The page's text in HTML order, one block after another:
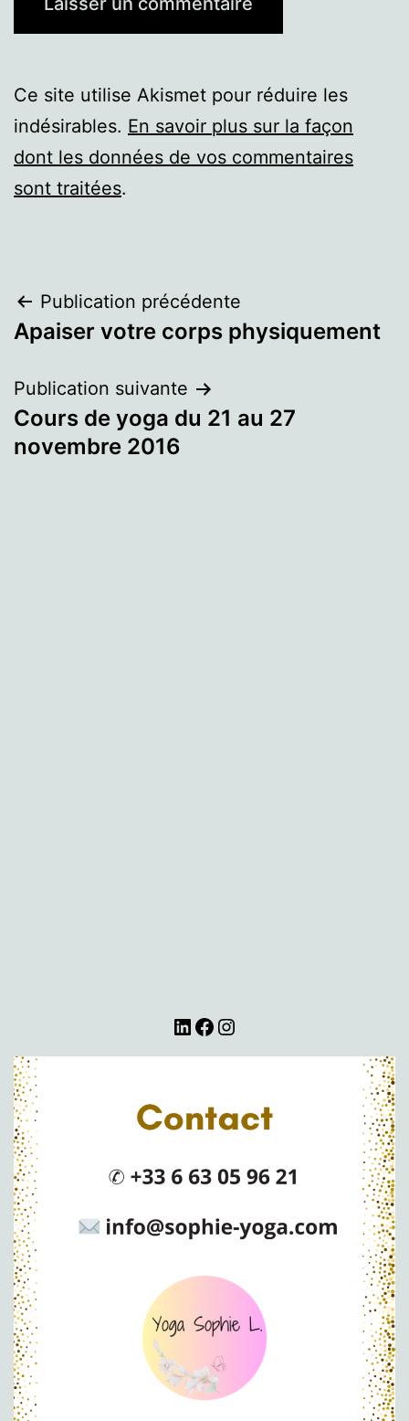
Ce site utilise Akismet pour réduire les
indésirables. En savoir plus sur la façon
dont les données de vos commentaires
sont traitées.
Navigation
de
l’article
Publication précédente
Apaiser votre corps physiquement
Publication suivante
Cours de yoga du 21 au 27
novembre 2016
LinkedIn
Facebook
Instagram